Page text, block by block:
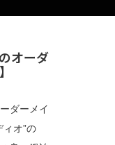
オーダ
ダーメイ
ィオ”の